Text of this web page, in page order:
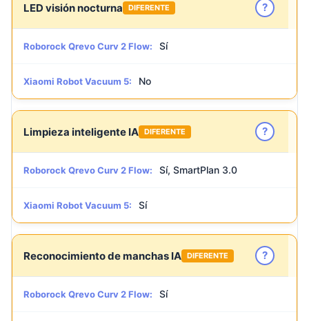
LED visión nocturna DIFERENTE ?
Roborock Qrevo Curv 2 Flow: Sí
Xiaomi Robot Vacuum 5: No
Limpieza inteligente IA DIFERENTE ?
Roborock Qrevo Curv 2 Flow: Sí, SmartPlan 3.0
Xiaomi Robot Vacuum 5: Sí
Reconocimiento de manchas IA DIFERENTE ?
Roborock Qrevo Curv 2 Flow: Sí